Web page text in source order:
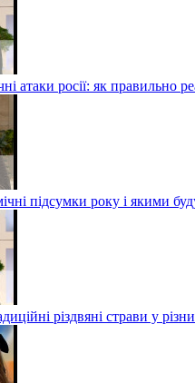
атаки росії: як правильно
підсумки року і якими
різдвяні страви у